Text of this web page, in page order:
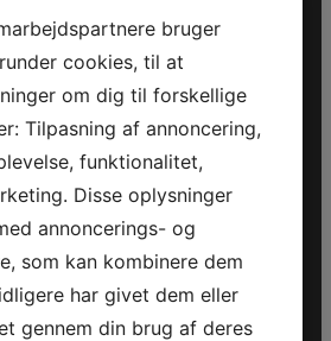
Varenummer (SKU):
0462433 Kategorier:
Reservedele
bruger
cookies, til at
om dig til forskellige
Tilpasning af annoncering,
funktionalitet,
Disse oplysninger
annoncerings- og
som kan kombinere dem
har givet dem eller
gennem din brug af deres